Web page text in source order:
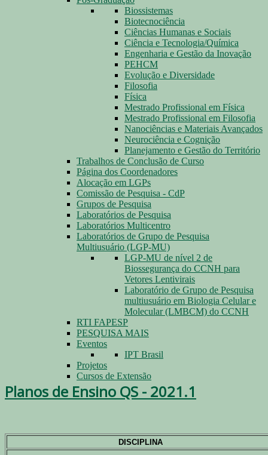
Biossistemas
Biotecnociência
Ciências Humanas e Sociais
Ciência e Tecnologia/Química
Engenharia e Gestão da Inovação
PEHCM
Evolução e Diversidade
Filosofia
Física
Mestrado Profissional em Física
Mestrado Profissional em Filosofia
Nanociências e Materiais Avançados
Neurociência e Cognição
Planejamento e Gestão do Território
Trabalhos de Conclusão de Curso
Página dos Coordenadores
Alocação em LGPs
Comissão de Pesquisa - CdP
Grupos de Pesquisa
Laboratórios de Pesquisa
Laboratórios Multicentro
Laboratórios de Grupo de Pesquisa
Multiusuário (LGP-MU)
LGP-MU de nível 2 de
Biossegurança do CCNH para
Vetores Lentivirais
Laboratório de Grupo de Pesquisa
multiusuário em Biologia Celular e
Molecular (LMBCM) do CCNH
RTI FAPESP
PESQUISA MAIS
Eventos
IPT Brasil
Projetos
Cursos de Extensão
Planos de Ensino QS - 2021.1
DISCIPLINA